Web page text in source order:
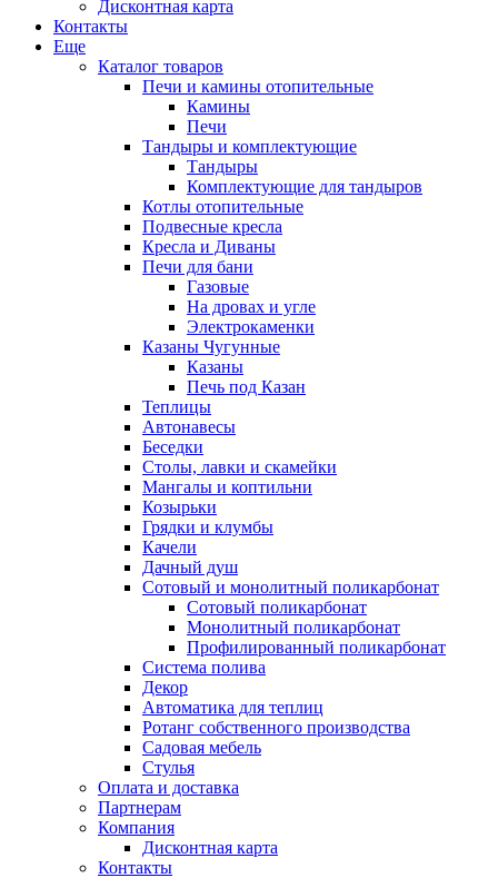
Дисконтная карта
Контакты
Еще
Каталог товаров
Печи и камины отопительные
Камины
Печи
Тандыры и комплектующие
Тандыры
Комплектующие для тандыров
Котлы отопительные
Подвесные кресла
Кресла и Диваны
Печи для бани
Газовые
На дровах и угле
Электрокаменки
Казаны Чугунные
Казаны
Печь под Казан
Теплицы
Автонавесы
Беседки
Столы, лавки и скамейки
Мангалы и коптильни
Козырьки
Грядки и клумбы
Качели
Дачный душ
Сотовый и монолитный поликарбонат
Сотовый поликарбонат
Монолитный поликарбонат
Профилированный поликарбонат
Система полива
Декор
Автоматика для теплиц
Ротанг собственного производства
Садовая мебель
Стулья
Оплата и доставка
Партнерам
Компания
Дисконтная карта
Контакты